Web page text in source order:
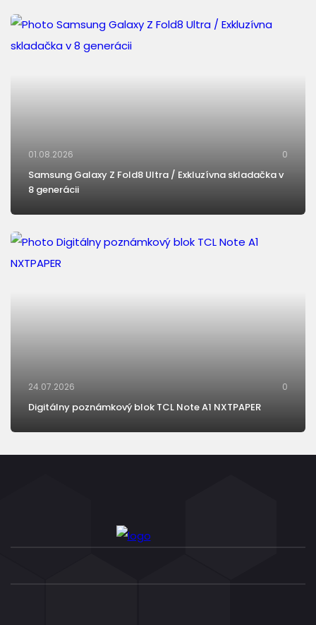
01.08.2026 0
Samsung Galaxy Z Fold8 Ultra / Exkluzívna skladačka v
8 generácii
24.07.2026 0
Digitálny poznámkový blok TCL Note A1 NXTPAPER